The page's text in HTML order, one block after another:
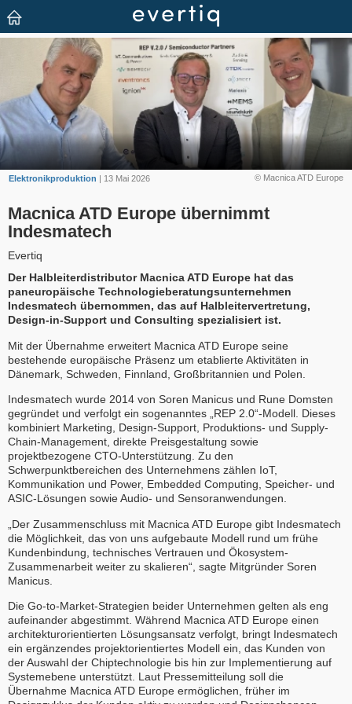
© Macnica ATD Europe
Elektronikproduktion | 13 Mai 2026
Macnica ATD Europe übernimmt
Indesmatech
Evertiq
Der Halbleiterdistributor Macnica ATD Europe hat das
paneuropäische Technologieberatungsunternehmen
Indesmatech übernommen, das auf Halbleitervertretung,
Design-in-Support und Consulting spezialisiert ist.
Mit der Übernahme erweitert Macnica ATD Europe seine
bestehende europäische Präsenz um etablierte Aktivitäten in
Dänemark, Schweden, Finnland, Großbritannien und Polen.
Indesmatech wurde 2014 von Soren Manicus und Rune Domsten
gegründet und verfolgt ein sogenanntes „REP 2.0“-Modell. Dieses
kombiniert Marketing, Design-Support, Produktions- und Supply-
Chain-Management, direkte Preisgestaltung sowie
projektbezogene CTO-Unterstützung. Zu den
Schwerpunktbereichen des Unternehmens zählen IoT,
Kommunikation und Power, Embedded Computing, Speicher- und
ASIC-Lösungen sowie Audio- und Sensoranwendungen.
„Der Zusammenschluss mit Macnica ATD Europe gibt Indesmatech
die Möglichkeit, das von uns aufgebaute Modell rund um frühe
Kundenbindung, technisches Vertrauen und Ökosystem-
Zusammenarbeit weiter zu skalieren“, sagte Mitgründer Soren
Manicus.
Die Go-to-Market-Strategien beider Unternehmen gelten als eng
aufeinander abgestimmt. Während Macnica ATD Europe einen
architekturorientierten Lösungsansatz verfolgt, bringt Indesmatech
ein ergänzendes projektorientiertes Modell ein, das Kunden von
der Auswahl der Chiptechnologie bis hin zur Implementierung auf
Systemebene unterstützt. Laut Pressemitteilung soll die
Übernahme Macnica ATD Europe ermöglichen, früher im